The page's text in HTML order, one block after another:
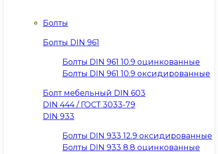
Болты
Болты DIN 961
Болты DIN 961 10.9 оцинкованные
Болты DIN 961 10.9 оксидированные
Болт мебельный DIN 603
DIN 444 / ГОСТ 3033-79
DIN 933
Болты DIN 933 12.9 оксидированные
Болты DIN 933 8.8 оцинкованные